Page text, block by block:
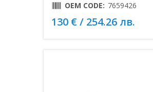
OEM CODE: 7659426
130 € / 254.26 лв.